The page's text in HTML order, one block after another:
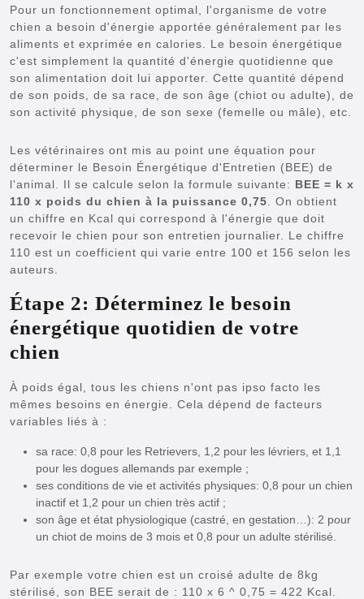
Pour un fonctionnement optimal, l'organisme de votre
chien a besoin d'énergie apportée généralement par les
aliments et exprimée en calories. Le besoin énergétique
c'est simplement la quantité d'énergie quotidienne que
son alimentation doit lui apporter. Cette quantité dépend
de son poids, de sa race, de son âge (chiot ou adulte), de
son activité physique, de son sexe (femelle ou mâle), etc.
Les vétérinaires ont mis au point une équation pour
déterminer le Besoin Énergétique d'Entretien (BEE) de
l'animal. Il se calcule selon la formule suivante: BEE = k x
110 x poids du chien à la puissance 0,75 . On obtient
un chiffre en Kcal qui correspond à l'énergie que doit
recevoir le chien pour son entretien journalier. Le chiffre
110 est un coefficient qui varie entre 100 et 156 selon les
auteurs.
Étape 2: Déterminez le besoin
énergétique quotidien de votre
chien
À poids égal, tous les chiens n'ont pas ipso facto les
mêmes besoins en énergie. Cela dépend de facteurs
variables liés à :
sa race: 0,8 pour les Retrievers, 1,2 pour les lévriers, et 1,1
pour les dogues allemands par exemple ;
ses conditions de vie et activités physiques: 0,8 pour un chien
inactif et 1,2 pour un chien très actif ;
son âge et état physiologique (castré, en gestation…): 2 pour
un chiot de moins de 3 mois et 0,8 pour un adulte stérilisé.
Par exemple votre chien est un croisé adulte de 8kg
stérilisé, son BEE serait de : 110 x 6 ^ 0,75 = 422 Kcal.